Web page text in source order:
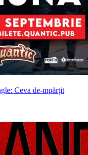
Ceva de-mpărțit